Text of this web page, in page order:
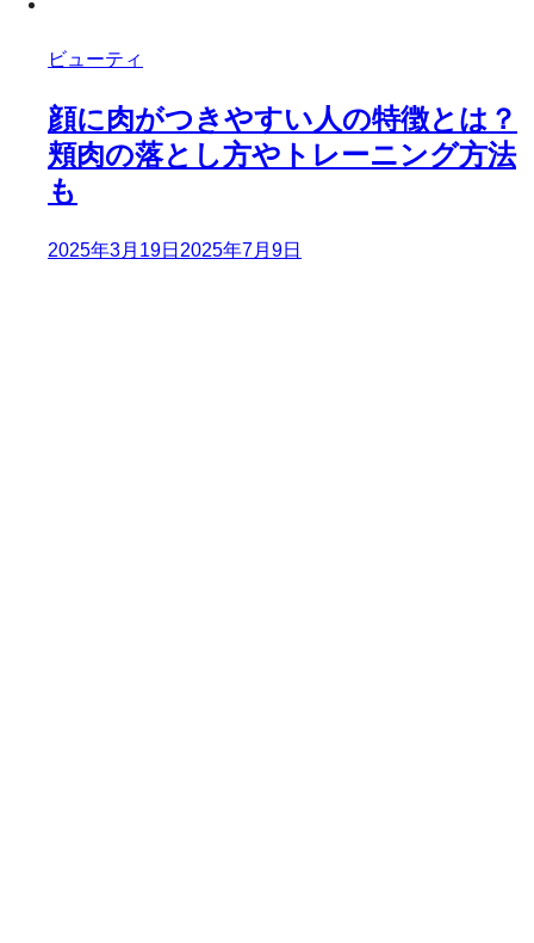
ビューティ
顔に肉がつきやすい人の特徴とは？
頬肉の落とし方やトレーニング方法
も
2025年3月19日 2025年7月9日